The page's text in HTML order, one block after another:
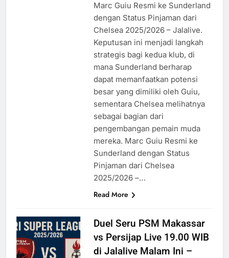
Marc Guiu Resmi ke Sunderland
dengan Status Pinjaman dari
Chelsea 2025/2026 – Jalalive.
Keputusan ini menjadi langkah
strategis bagi kedua klub, di
mana Sunderland berharap
dapat memanfaatkan potensi
besar yang dimiliki oleh Guiu,
sementara Chelsea melihatnya
sebagai bagian dari
pengembangan pemain muda
mereka. Marc Guiu Resmi ke
Sunderland dengan Status
Pinjaman dari Chelsea
2025/2026 –…
Read More
Duel Seru PSM Makassar
vs Persijap Live 19.00 WIB
di Jalalive Malam Ini –